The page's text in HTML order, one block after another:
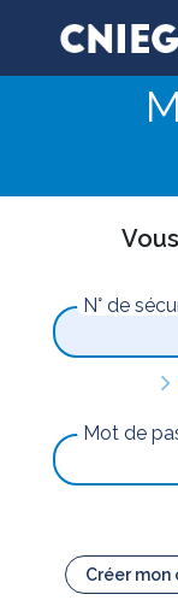
N° de
Mot de
Créer mon